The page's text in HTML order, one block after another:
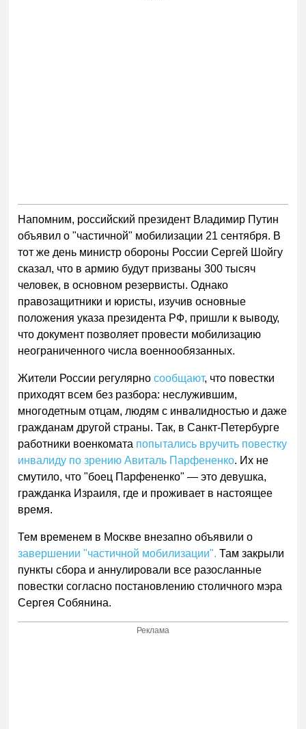
Напомним, российский президент Владимир Путин
объявил о "частичной" мобилизации 21 сентября. В
тот же день министр обороны России Сергей Шойгу
сказал, что в армию будут призваны 300 тысяч
человек, в основном резервисты. Однако
правозащитники и юристы, изучив основные
положения указа президента РФ, пришли к выводу,
что документ позволяет провести мобилизацию
неограниченного числа военнообязанных.
Жители России регулярносообщают, что повестки
приходят всем без разбора: неслужившим,
многодетным отцам, людям с инвалидностью и даже
гражданам другой страны. Так, в Санкт-Петербурге
работники военкомата попытались вручить повестку
инвалиду по зрению Авиталь Парфененко. Их не
смутило, что "боец Парфененко" — это девушка,
гражданка Израиля, где и проживает в настоящее
время.
Тем временем в Москве внезапно объявили о
завершении "частичной мобилизации". Там закрыли
пункты сбора и аннулировали все разосланные
повестки согласно постановлению столичного мэра
Сергея Собянина.
Реклама